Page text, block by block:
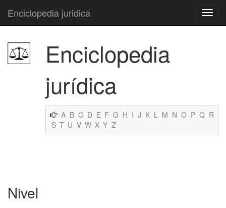
Enciclopedia juridica
Enciclopedia
jurídica
A B C D E F G H I J K L M N O P Q R
S T U V W X Y Z
Nivel